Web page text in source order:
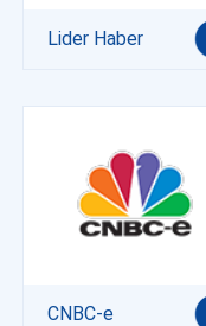
Lider Haber
CNBC-e